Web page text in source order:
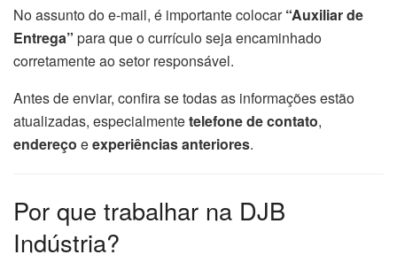
No assunto do e-mail, é importante colocar“Auxiliar de
Entrega” para que o currículo seja encaminhado
corretamente ao setor responsável.
Antes de enviar, confira se todas as informações estão
atualizadas, especialmentetelefone de contato,
endereço eexperiências anteriores.
Por que trabalhar na DJB
Indústria?